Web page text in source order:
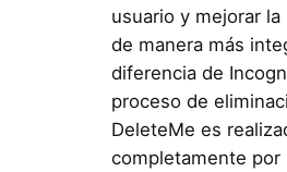
usuario y mejorar la
de manera más
diferencia de
proceso de
DeleteMe es
completamente por